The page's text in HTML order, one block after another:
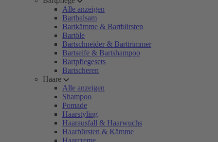
Alle anzeigen
Bartbalsam
Bartkämme & Bartbürsten
Bartöle
Bartschneider & Barttrimmer
Bartseife & Bartshampoo
Bartpflegesets
Bartscheren
Haare
Alle anzeigen
Shampoo
Pomade
Haarstyling
Haarausfall & Haarwuchs
Haarbürsten & Kämme
Haarcreme